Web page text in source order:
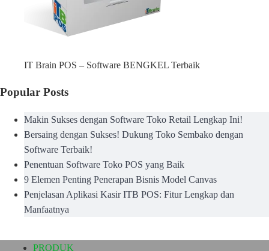
IT Brain POS – Software BENGKEL Terbaik
Popular Posts
Makin Sukses dengan Software Toko Retail Lengkap Ini!
Bersaing dengan Sukses! Dukung Toko Sembako dengan
Software Terbaik!
Penentuan Software Toko POS yang Baik
9 Elemen Penting Penerapan Bisnis Model Canvas
Penjelasan Aplikasi Kasir ITB POS: Fitur Lengkap dan
Manfaatnya
PRODUK